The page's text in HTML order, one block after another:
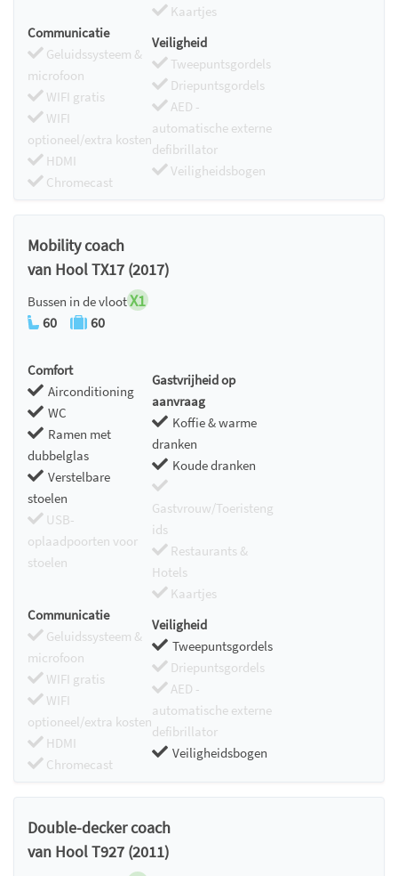
Kaartjes
Communicatie
Geluidssysteem &
microfoon
WIFI gratis
WIFI
optioneel/extra kosten
HDMI
Chromecast
Veiligheid
Tweepuntsgordels
Driepuntsgordels
AED -
automatische externe
defibrillator
Veiligheidsbogen
Mobility coach
van Hool TX17 (2017)
Bussen in de vlootX1
60 60
Comfort
Airconditioning
WC
Ramen met
dubbelglas
Verstelbare
stoelen
USB-
oplaadpoorten voor
stoelen
Gastvrijheid op
aanvraag
Koffie & warme
dranken
Koude dranken
Gastvrouw/Toeristeng
ids
Restaurants &
Hotels
Kaartjes
Communicatie
Geluidssysteem &
microfoon
WIFI gratis
WIFI
optioneel/extra kosten
HDMI
Chromecast
Veiligheid
Tweepuntsgordels
Driepuntsgordels
AED -
automatische externe
defibrillator
Veiligheidsbogen
Double-decker coach
van Hool T927 (2011)